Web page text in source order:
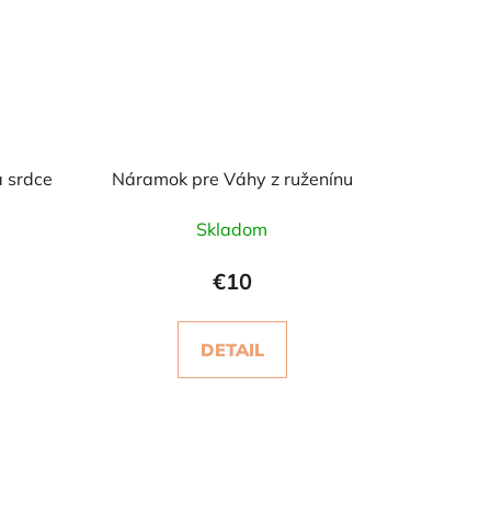
srdce Náramok pre Váhy z ruženínu
Skladom
€10
DETAIL